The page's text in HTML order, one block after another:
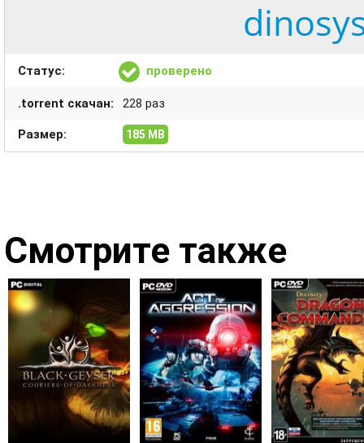
Статус: проверено
.torrent скачан: 228 раз
Размер: 185 MB
Смотрите также